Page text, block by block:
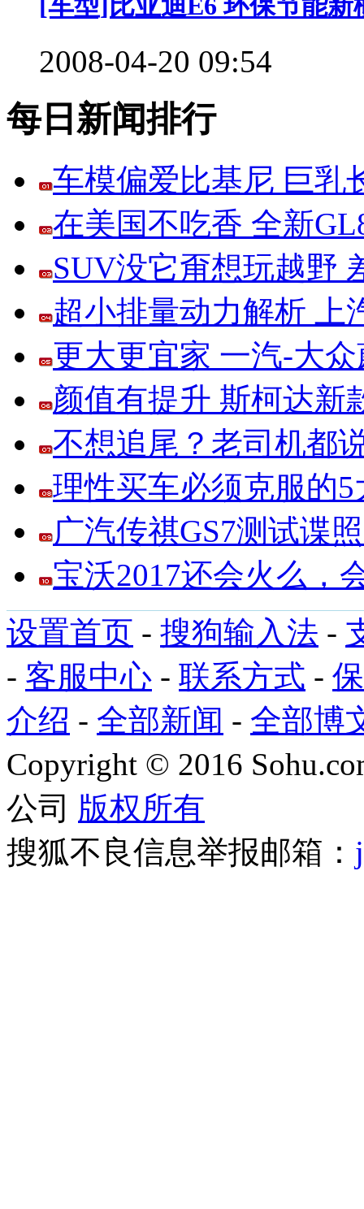
[车型]比亚迪E6 环保节能新
2008-04-20 09:54
每日新闻排行
车模偏爱比基尼 巨乳
在美国不吃香 全新
SUV没它甭想玩越野
超小排量动力解析 上
更大更宜家 一汽-大
颜值有提升 斯柯达新
不想追尾？老司机都
理性买车必须克服的5
广汽传祺GS7测试谍
宝沃2017还会火么，
设置首页 - 搜狗输入法 -
- 客服中心 - 联系方式 -
介绍 - 全部新闻 - 全部博
Copyright © 2016
公司 版权所有
搜狐不良信息举报邮箱：